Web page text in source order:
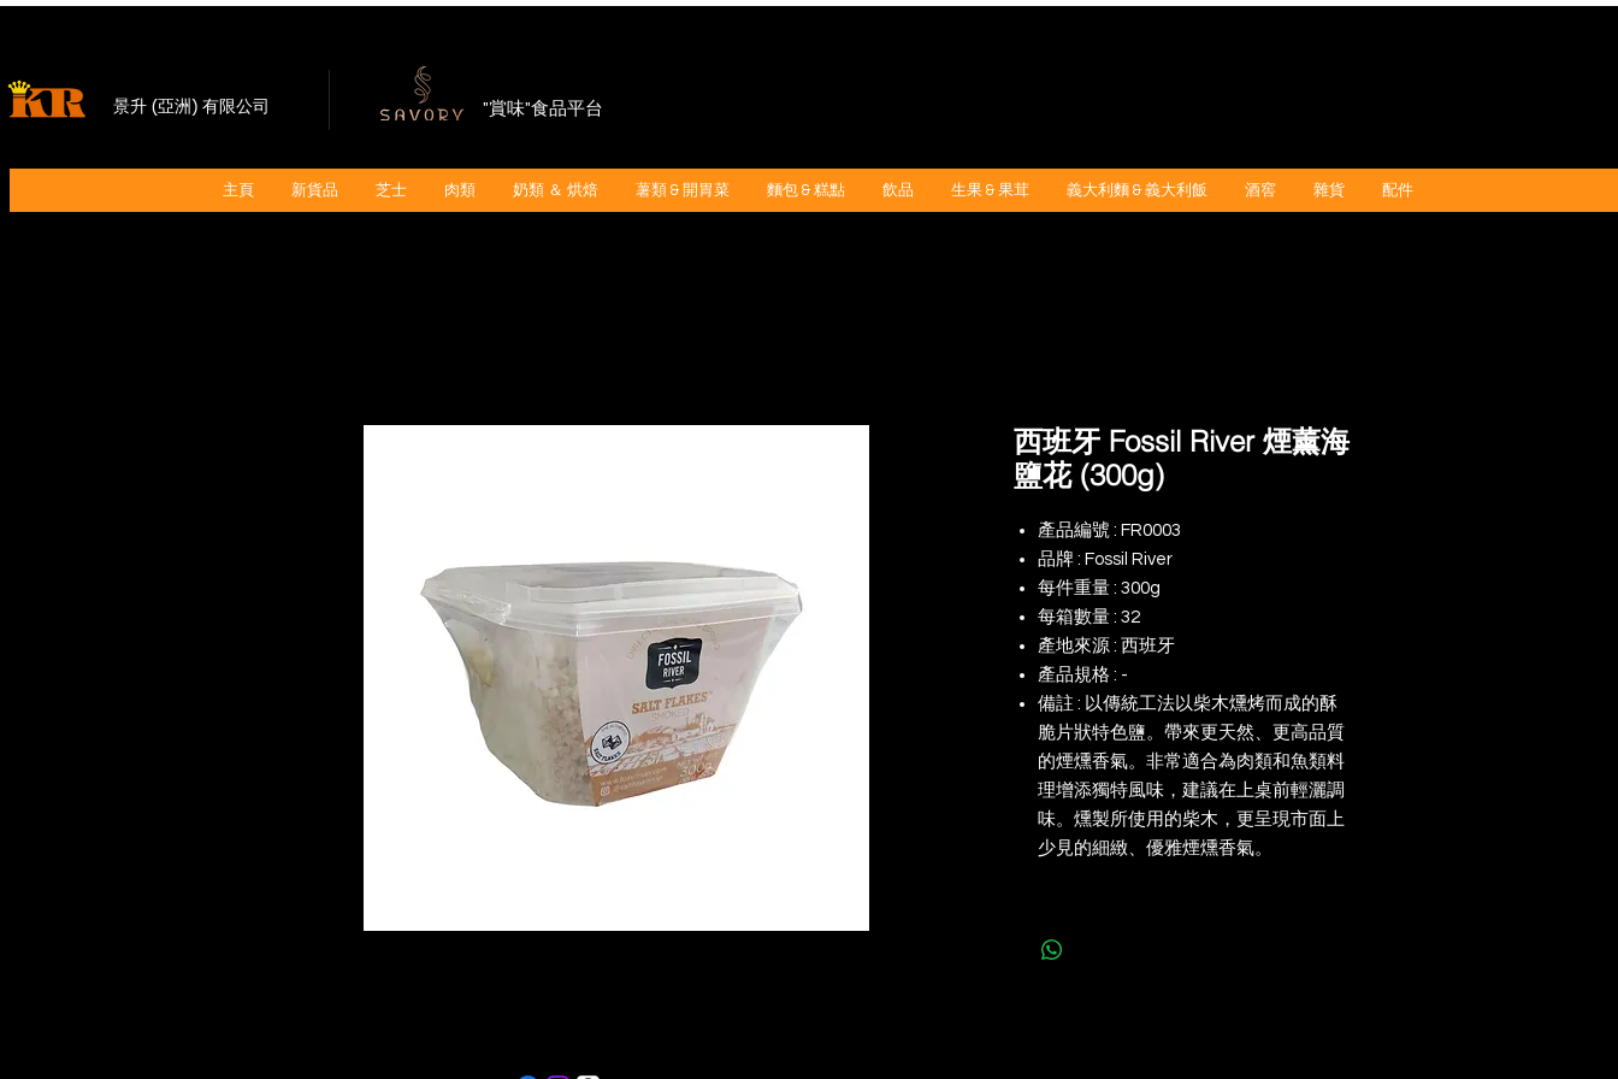
景升 (亞洲) 有限公司 "賞味"食品平台
主頁 新貨品 芝士 肉類 奶類 ＆ 烘焙 薯類 & 開胃菜 麵包 & 糕點 飲品 生果 & 果茸 義大利麵 & 義大利飯 酒窖 雜貨 配件
西班牙 Fossil River 煙薰海
鹽花 (300g)
產品編號 : FR0003
品牌 : Fossil River
每件重量 : 300g
每箱數量 : 32
產地來源 : 西班牙
產品規格 : -
備註 : 以傳統工法以柴木燻烤而成的酥
脆片狀特色鹽。帶來更天然、更高品質
的煙燻香氣。非常適合為肉類和魚類料
理增添獨特風味，建議在上桌前輕灑調
味。燻製所使用的柴木，更呈現市面上
少見的細緻、優雅煙燻香氣。